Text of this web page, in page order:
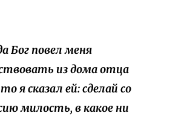
Бог повел меня
из дома отца
я сказал ей: сделай со
милость, в какое ни